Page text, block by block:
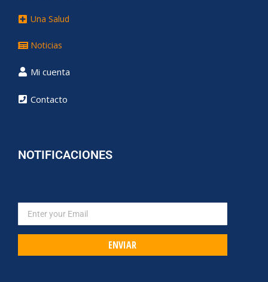
Una Salud
Noticias
Mi cuenta
Contacto
NOTIFICACIONES
ENVIAR